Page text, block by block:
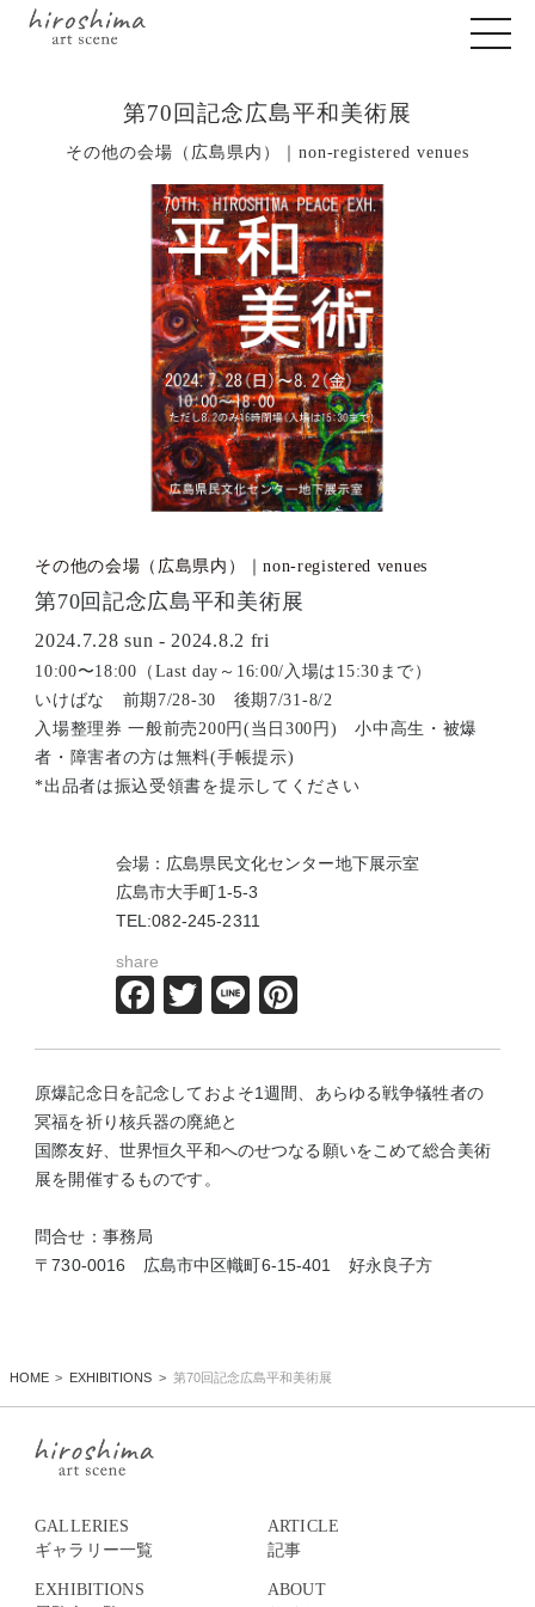
第70回記念広島平和美術展
その他の会場（広島県内）｜non-registered venues
その他の会場（広島県内）｜non-registered venues
第70回記念広島平和美術展
2024.7.28 sun - 2024.8.2 fri
10:00〜18:00（Last day～16:00/入場は15:30まで）
いけばな 前期7/28-30 後期7/31-8/2
入場整理券 一般前売200円(当日300円) 小中高生・被爆
者・障害者の方は無料(手帳提示)
*出品者は振込受領書を提示してください
会場：広島県民文化センター地下展示室
広島市大手町1-5-3
TEL:082-245-2311
share
Facebook
Twitter
Line
原爆記念日を記念しておよそ1週間、あらゆる戦争犠牲者の
冥福を祈り核兵器の廃絶と
国際友好、世界恒久平和へのせつなる願いをこめて総合美術
展を開催するものです。
問合せ：事務局
〒730-0016 広島市中区幟町6-15-401 好永良子方
HOME EXHIBITIONS 第70回記念広島平和美術展
GALLERIES
ギャラリー一覧
EXHIBITIONS
ARTICLE
記事
ABOUT